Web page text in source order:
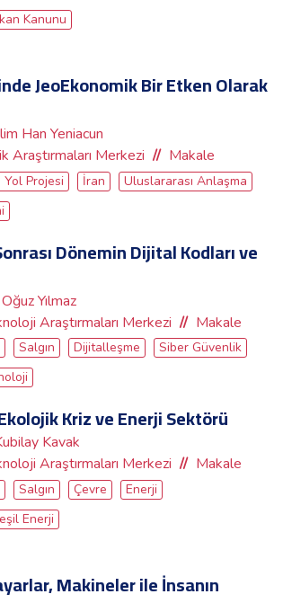
Kanunu
JeoEkonomik Bir Etken Olarak
Han Yeniacun
Araştırmaları Merkezi
Makale
Yol Projesi İran
Uluslararası Anlaşma
Dönemin Dijital Kodları ve
Oğuz Yılmaz
Araştırmaları Merkezi
Makale
Salgın Dijitalleşme
Siber Güvenlik
Kriz ve Enerji Sektörü
Kavak
Araştırmaları Merkezi
Makale
Salgın Çevre
Enerji
Enerji
Makineler ile İnsanın